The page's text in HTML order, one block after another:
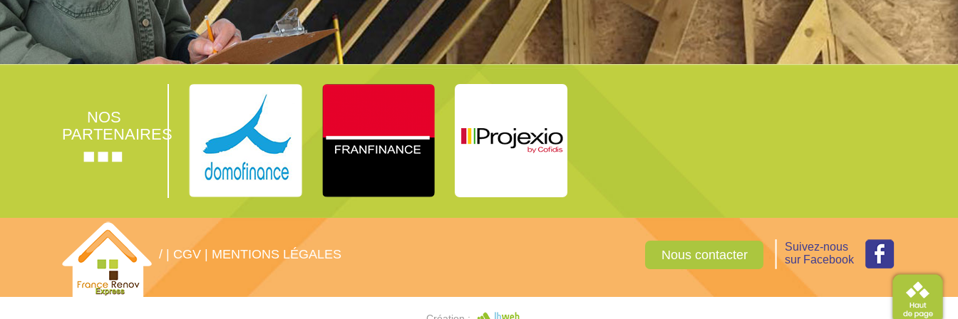
NOS
PARTENAIRES
/ CGV MENTIONS LÉGALES
Suivez-nous
sur Facebook
Nous contacter